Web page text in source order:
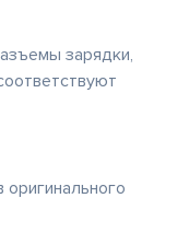
зарядки,